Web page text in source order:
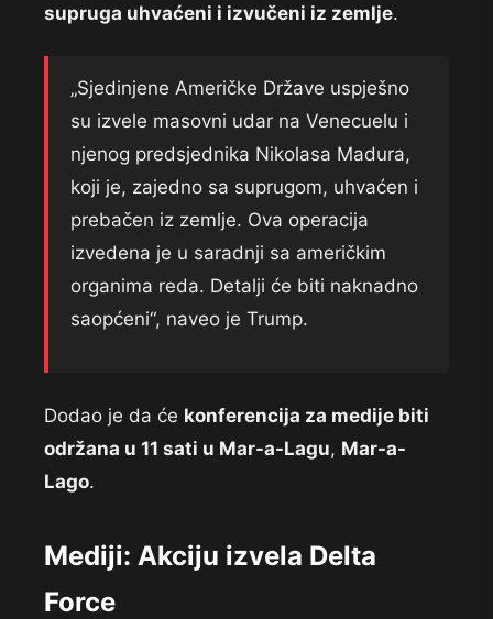
supruga uhvaćeni i izvučeni iz zemlje.
„Sjedinjene Američke Države uspješno
su izvele masovni udar na Venecuelu i
njenog predsjednika Nikolasa Madura,
koji je, zajedno sa suprugom, uhvaćen i
prebačen iz zemlje. Ova operacija
izvedena je u saradnji sa američkim
organima reda. Detalji će biti naknadno
saopćeni“, naveo je Trump.
Dodao je da će konferencija za medije biti
održana u 11 sati u Mar-a-Lagu, Mar-a-
Lago.
Mediji: Akciju izvela Delta
Force